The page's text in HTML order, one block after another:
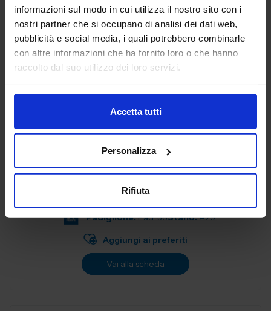
informazioni sul modo in cui utilizza il nostro sito con i
nostri partner che si occupano di analisi dei dati web,
pubblicità e social media, i quali potrebbero combinarle
con altre informazioni che ha fornito loro o che hanno
raccolto dal suo utilizzo dei loro servizi.
Accetta tutti
Personalizza
Rifiuta
Padiglione: Pad. 14 Stand:F24
Aggiungi ai preferiti
Vai alla scheda
ALFAGIPLAST
EUROSTAMPI - Plastica, Gomma e
Certificati IATF16949 - Iso9001
Padiglione:Pad. 36Stand:A29
Aggiungi ai preferiti
Vai alla scheda